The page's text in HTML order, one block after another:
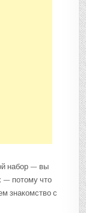
набор — вы
— потому что
знакомство с